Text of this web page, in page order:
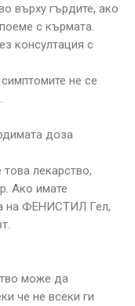
върху гърдите, ако
с кърмата.
консултация с
не се
доза
лекарство,
Ако имате
на ФЕНИСТИЛ Гел,
може да
че не всеки ги